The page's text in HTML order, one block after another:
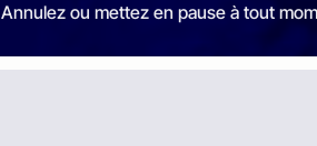
Annulez ou mettez en pause à tout